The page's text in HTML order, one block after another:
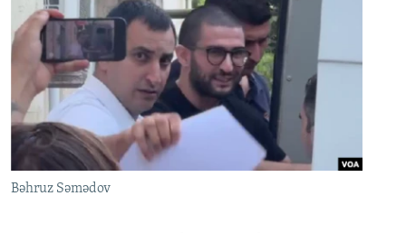
Bəhruz Səmədov